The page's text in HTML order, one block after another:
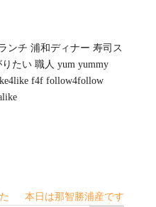
ンチ 浦和ディナー 寿司ス
たい 職人 yum yummy
f4f follow4follow
本日は那智勝浦産です